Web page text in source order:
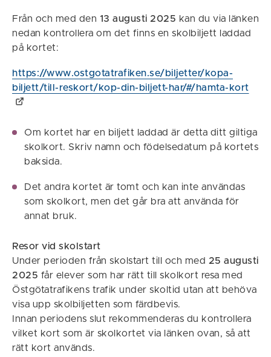
Från och med den 13 augusti 2025 kan du via länken
nedan kontrollera om det finns en skolbiljett laddad
på kortet:
https://www.ostgotatrafiken.se/biljetter/kopa-
biljett/till-reskort/kop-din-biljett-har/#/hamta-kort
Om kortet har en biljett laddad är detta ditt giltiga
skolkort. Skriv namn och födelsedatum på kortets
baksida.
Det andra kortet är tomt och kan inte användas
som skolkort, men det går bra att använda för
annat bruk.
Resor vid skolstart
Under perioden från skolstart till och med 25 augusti
2025 får elever som har rätt till skolkort resa med
Östgötatrafikens trafik under skoltid utan att behöva
visa upp skolbiljetten som färdbevis.
Innan periodens slut rekommenderas du kontrollera
vilket kort som är skolkortet via länken ovan, så att
rätt kort används.